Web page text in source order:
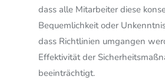
dass alle Mitarbeiter diese
Bequemlichkeit oder
dass Richtlinien umgangen
Effektivität der
beeinträchtigt.